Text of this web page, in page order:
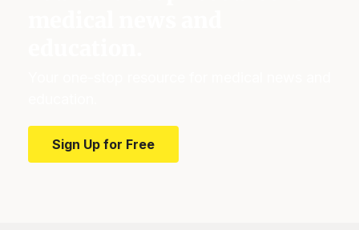
Sign Up for Free